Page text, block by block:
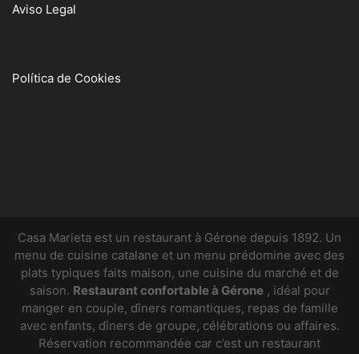
Aviso Legal
Política de Cookies
Casa Marieta est un restaurant à Gérone depuis 1892. Un
menu de cuisine catalane et un menu prédomine avec des
plats typiques faits maison, une cuisine du marché et de
saison. Restaurant confortable à Gérone , idéal pour
manger en couple, dîners romantiques, repas de famille
avec enfants, dîners de groupe, célébrations ou affaires.
Réservation recommandée car c’est un restaurant